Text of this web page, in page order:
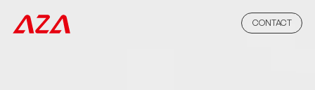
CONTACT